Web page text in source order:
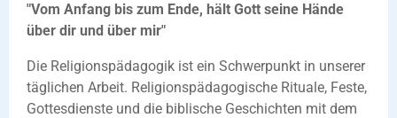
"Vom Anfang bis zum Ende, hält Gott seine Hände
über dir und über mir"
Die Religionspädagogik ist ein Schwerpunkt in unserer
täglichen Arbeit. Religionspädagogische Rituale, Feste,
Gottesdienste und die biblische Geschichten mit dem